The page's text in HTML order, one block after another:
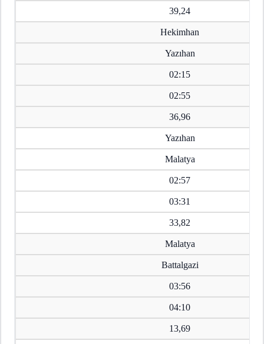
39,24
Hekimhan
Yazıhan
02:15
02:55
36,96
Yazıhan
Malatya
02:57
03:31
33,82
Malatya
Battalgazi
03:56
04:10
13,69